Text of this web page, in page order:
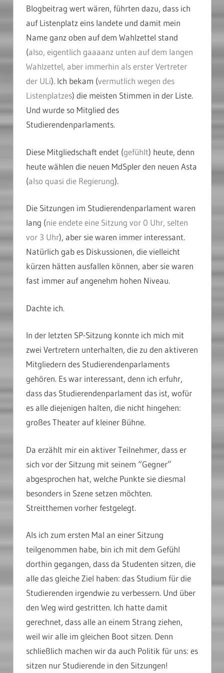
Blogbeitrag wert wären, führten dazu, dass ich
auf Listenplatz eins landete und damit mein
Name ganz oben auf dem Wahlzettel stand
(also, eigentlich gaaaanz unten auf dem langen
Wahlzettel, aber immerhin als erster Vertreter
der ULi). Ich bekam (vermutlich wegen des
Listenplatzes) die meisten Stimmen in der Liste.
Und wurde so Mitglied des
Studierendenparlaments.
Diese Mitgliedschaft endet (gefühlt) heute, denn
heute wählen die neuen MdSpler den neuen Asta
(also quasi die Regierung).
Die Sitzungen im Studierendenparlament waren
lang (nie endete eine Sitzung vor 0 Uhr, selten
vor 3 Uhr), aber sie waren immer interessant.
Natürlich gab es Diskussionen, die vielleicht
kürzen hätten ausfallen können, aber sie waren
fast immer auf angenehm hohen Niveau.
Dachte ich.
In der letzten SP-Sitzung konnte ich mich mit
zwei Vertretern unterhalten, die zu den aktiveren
Mitgliedern des Studierendenparlaments
gehören. Es war interessant, denn ich erfuhr,
dass das Studierendenparlament das ist, wofür
es alle diejenigen halten, die nicht hingehen:
großes Theater auf kleiner Bühne.
Da erzählt mir ein aktiver Teilnehmer, dass er
sich vor der Sitzung mit seinem “Gegner”
abgesprochen hat, welche Punkte sie diesmal
besonders in Szene setzen möchten.
Streitthemen vorher festgelegt.
Als ich zum ersten Mal an einer Sitzung
teilgenommen habe, bin ich mit dem Gefühl
dorthin gegangen, dass da Studenten sitzen, die
alle das gleiche Ziel haben: das Studium für die
Studierenden irgendwie zu verbessern. Und über
den Weg wird gestritten. Ich hatte damit
gerechnet, dass alle an einem Strang ziehen,
weil wir alle im gleichen Boot sitzen. Denn
schließlich machen wir da auch Politik für uns: es
sitzen nur Studierende in den Sitzungen!